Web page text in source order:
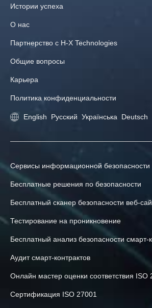
Истории успеха
О нас
Партнерство с H‑X Technologies
Общие вопросы
Карьера
Политика конфиденциальности
English Русский Українська Deutsch
Сервисы информационной безопасности
Бесплатные решения по безопасности
Бесплатный сканер безопасности веб-
Тестирование на проникновение
Бесплатный анализ безопасности смарт-
Аудит смарт-контрактов
Онлайн мастер оценки соответствия ISO
Сертификация ISO 27001